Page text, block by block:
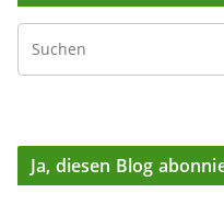
Ja, diesen Blog